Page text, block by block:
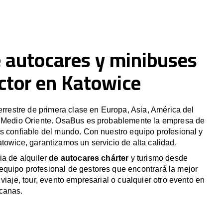
y minibuses
en Katowice
de primera clase en Europa, Asia, América del
Oriente. OsaBus es probablemente la empresa de
confiable del mundo. Con nuestro equipo profesional y
garantizamos un servicio de alta calidad.
de alquilerde autocares chárter y turismo desde
profesional de gestores que encontrará la mejor
tour, evento empresarial o cualquier otro evento en